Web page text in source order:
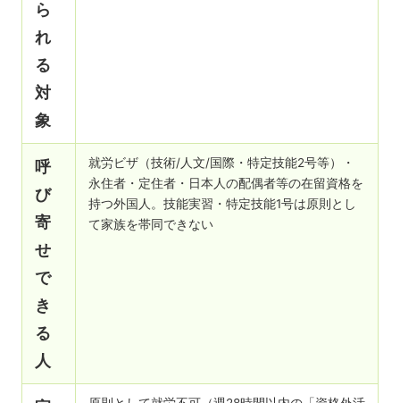
ら
れ
る
対
象
呼
び
寄
せ
で
き
る
人
就労ビザ（技術/人文/国際・特定技能2号等）・
永住者・定住者・日本人の配偶者等の在留資格を
持つ外国人。技能実習・特定技能1号は原則とし
て家族を帯同できない